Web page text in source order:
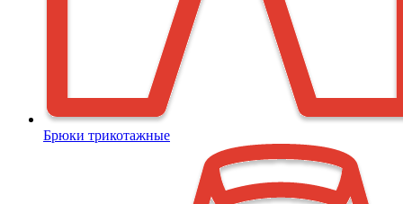
Брюки трикотажные